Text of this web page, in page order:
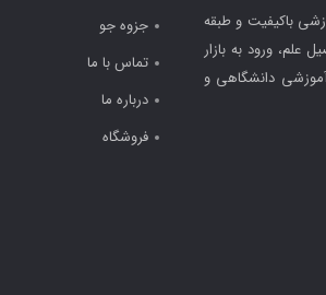
باکیفیت و طبقه
ورود به بازار
دانشگاهی و
جزوه جو
تماس با ما
درباره ما
فروشگاه